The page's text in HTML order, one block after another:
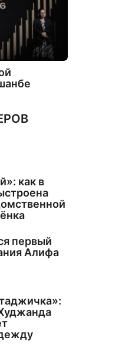
как в
первый
Алифа